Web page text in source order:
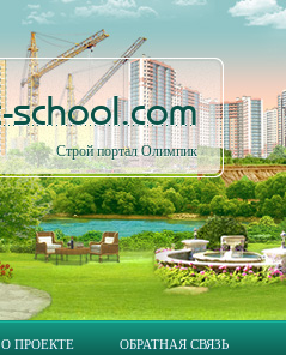
school.com
Строй портал Олимпик
О ПРОЕКТЕ ОБРАТНАЯ СВЯЗЬ